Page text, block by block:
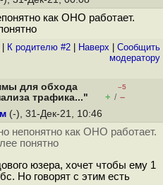
как ОНО работает.
| К родителю #2 Наверх
Cообщить
модератору
для обхода
трафика..."
–5
+ / –
(-), 31-Дек-21, 10:46
непонятно как ОНО работает.
понятно
юзера, хочет чтобы ему 1
Но говорят с этим есть